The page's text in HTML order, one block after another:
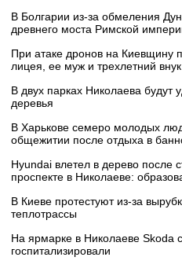
В Болгарии из-за обмеления
древнего моста Римской
При атаке дронов на Киевщину
лицея, ее муж и трехлетний внук
В двух парках Николаева будут
деревья
В Харькове семеро молодых
общежитии после отдыха в
Hyundai влетел в дерево после
проспекте в Николаеве:
В Киеве протестуют из-за
теплотрассы
На ярмарке в Николаеве Skoda
госпитализировали